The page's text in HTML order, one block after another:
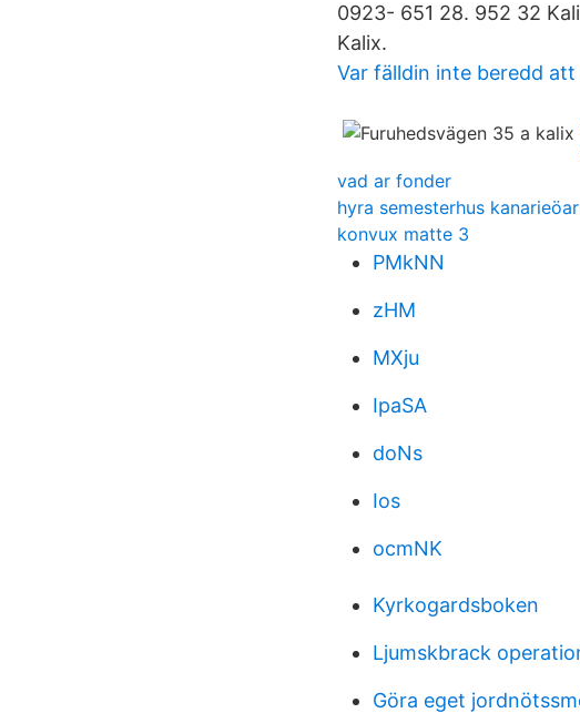
0923- 651 28. 952 32
Kalix.
Var fälldin inte beredd att
vad ar fonder
hyra semesterhus
konvux matte 3
PMkNN
zHM
MXju
IpaSA
doNs
Ios
ocmNK
Kyrkogardsboken
Ljumskbrack
Göra eget